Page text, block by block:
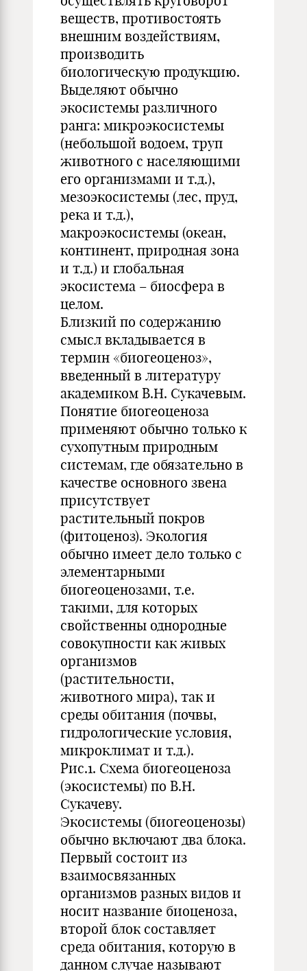
веществ, противостоять
внешним воздействиям,
производить
биологическую продукцию.
Выделяют обычно
экосистемы различного
ранга: микроэкосистемы
(небольшой водоем, труп
животного с населяющими
его организмами и т.д.),
мезоэкосистемы (лес, пруд,
река и т.д.),
макроэкосистемы (океан,
континент, природная зона
и т.д.) и глобальная
экосистема – биосфера в
целом.
Близкий по содержанию
смысл вкладывается в
термин «биогеоценоз»,
введенный в литературу
академиком В.Н. Сукачевым.
Понятие биогеоценоза
применяют обычно только к
сухопутным природным
системам, где обязательно в
качестве основного звена
присутствует
растительный покров
(фитоценоз). Экология
обычно имеет дело только с
элементарными
биогеоценозами, т.е.
такими, для которых
свойственны однородные
совокупности как живых
организмов
(растительности,
животного мира), так и
среды обитания (почвы,
гидрологические условия,
микроклимат и т.д.).
Рис.1. Схема биогеоценоза
(экосистемы) по В.Н.
Сукачеву.
Экосистемы (биогеоценозы)
обычно включают два блока.
Первый состоит из
взаимосвязанных
организмов разных видов и
носит название биоценоза,
второй блок составляет
среда обитания, которую в
данном случае называют